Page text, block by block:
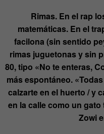
Rimas. En el rap
matemáticas. En el
facilona (sin sentido
rimas juguetonas y sin
80, tipo «No te enteras,
más espontáneo.
calzarte en el huerto / y
en la calle como un
Zowi